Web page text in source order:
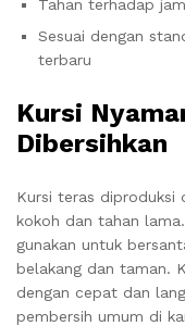
Tahan terhadap
Sesuai dengan
terbaru
Kursi
Dibersihkan
Kursi teras diproduksi
kokoh dan tahan
gunakan untuk
belakang dan taman.
dengan cepat dan
pembersih umum di